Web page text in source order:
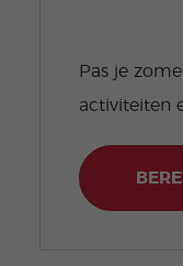
Pas je
activiteiten